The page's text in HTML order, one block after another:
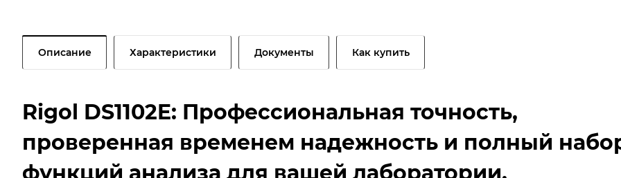
Описание Характеристики Документы Как купить
Rigol DS1102E: Профессиональная точность,
проверенная временем надежность и полный
функций анализа для вашей лаборатории.